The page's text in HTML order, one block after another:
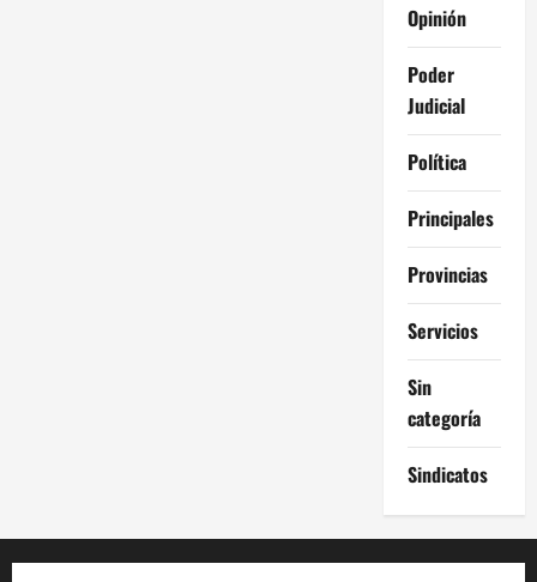
Opinión
Poder
Judicial
Política
Principales
Provincias
Servicios
Sin
categoría
Sindicatos